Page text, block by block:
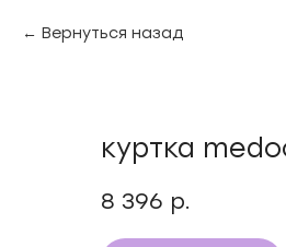
Вернуться назад
куртка
8 396 р.